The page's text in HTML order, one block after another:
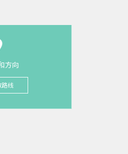
方向
线